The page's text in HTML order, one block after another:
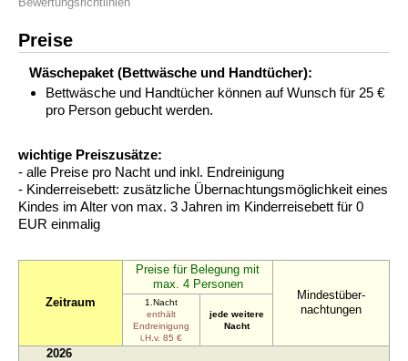
Preise
Wäschepaket (Bettwäsche und Handtücher):
Bettwäsche und Handtücher können auf Wunsch für 25 €
pro Person gebucht werden.
wichtige Preiszusätze:
- alle Preise pro Nacht und inkl. Endreinigung
- Kinderreisebett: zusätzliche Übernachtungsmöglichkeit eines
Kindes im Alter von max. 3 Jahren im Kinderreisebett für 0
EUR einmalig
Zeitraum
Preise für Belegung mit
max. 4 Personen
Mindestüber-
nachtungen
1.Nacht
enthält
Endreinigung
i.H.v. 85 €
jede weitere
Nacht
2026